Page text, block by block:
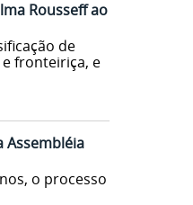
Rousseff ao
de
fronteiriça, e
Assembléia
o processo